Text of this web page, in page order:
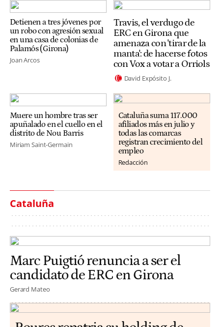
Detienen a tres jóvenes por
un robo con agresión sexual
en una casa de colonias de
Palamós (Girona)
Joan Arcos
Travis, el verdugo de
ERC en Girona que
amenaza con 'tirar de la
manta': de hacerse fotos
con Vox a votar a Orriols
David Expósito J.
Muere un hombre tras ser
apuñalado en el cuello en el
distrito de Nou Barris
Miriam Saint-Germain
Cataluña suma 117.000
afiliados más en julio y
todas las comarcas
registran crecimiento del
empleo
Redacción
Cataluña
Marc Puigtió renuncia a ser el
candidato de ERC en Girona
Gerard Mateo